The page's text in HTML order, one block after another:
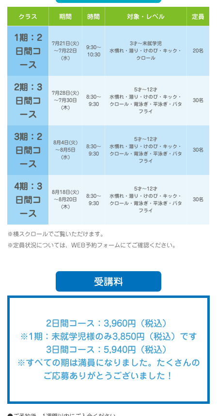
クラス 期間 時間 対象・レベル 定員
1期：2
日間コ
ース
7月21日(火)
～7月22日
(水)
9:30～
10:30
3才～未就学児
水慣れ・潜り・けのび・キック・
クロール
20名
2期：3
日間コ
ース
7月28日(火)
～7月30日
(木)
8:30～
9:30
5才～12才
水慣れ・潜り・けのび・キック・
クロール・背泳ぎ・平泳ぎ・バタ
フライ
30名
3期：2
日間コ
ース
8月4日(火)
～8月5日
(水)
8:30～
9:30
5才～12才
水慣れ・潜り・けのび・キック・
クロール・背泳ぎ・平泳ぎ・バタ
フライ
30名
4期：3
日間コ
ース
8月18日(火)
～8月20日
(木)
8:30～
9:30
5才～12才
水慣れ・潜り・けのび・キック・
クロール・背泳ぎ・平泳ぎ・バタ
フライ
30名
※横スクロールでご覧いただけます。
※定員状況については、WEB予約フォームにてご確認ください。
受講料
2日間コース：3,960円（税込）
※1期：未就学児様のみ3,850円（税込）です
3日間コース：5,940円（税込）
※すべての期は満員になりました。たくさんの
ご応募ありがとうございました！